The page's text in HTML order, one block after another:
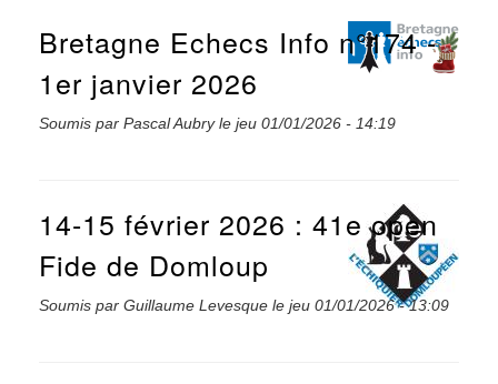
Bretagne Echecs Info n°174 -
1er janvier 2026
Soumis par Pascal Aubryle jeu 01/01/2026 - 14:19
14-15 février 2026 : 41e open
Fide de Domloup
Soumis par Guillaume Levesque le jeu 01/01/2026 - 13:09